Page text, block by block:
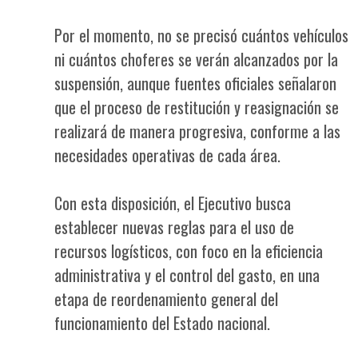
Por el momento, no se precisó cuántos vehículos
ni cuántos choferes se verán alcanzados por la
suspensión, aunque fuentes oficiales señalaron
que el proceso de restitución y reasignación se
realizará de manera progresiva, conforme a las
necesidades operativas de cada área.
Con esta disposición, el Ejecutivo busca
establecer nuevas reglas para el uso de
recursos logísticos, con foco en la eficiencia
administrativa y el control del gasto, en una
etapa de reordenamiento general del
funcionamiento del Estado nacional.